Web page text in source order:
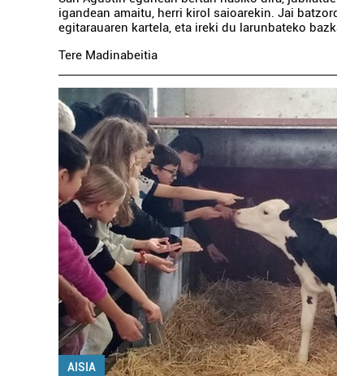
igandean amaitu, herri kirol saioarekin. Jai
egitarauaren kartela, eta ireki du larunbateko
Tere Madinabeitia
AISIA